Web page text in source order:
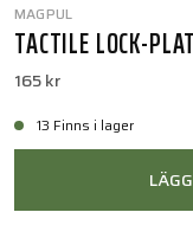
MAGPUL
TACTILE LOCK-
165 kr
13 Finns i lager